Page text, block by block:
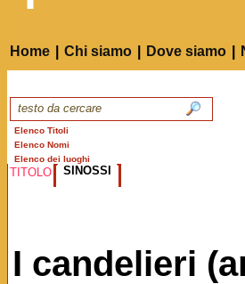
Home Chi siamo Dove siamo
Elenco Titoli
Elenco Nomi
Elenco dei luoghi
TITOLO SINOSSI
I candelieri